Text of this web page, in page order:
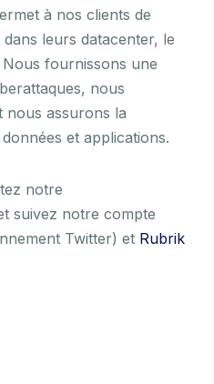
à nos clients de
leurs datacenter, le
fournissons une
nous
nous assurons la
et applications.
notre
suivez notre compte
Twitter) et Rubrik